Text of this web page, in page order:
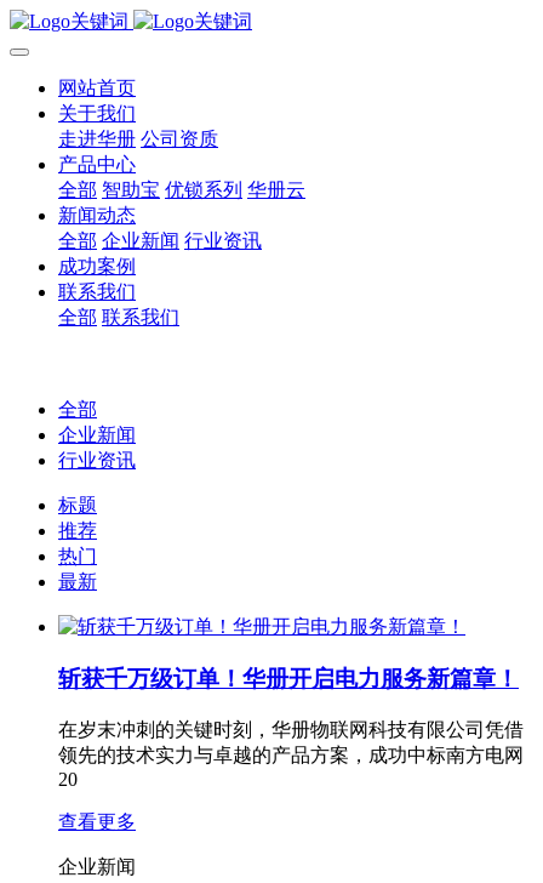
网站首页
关于我们
走进华册 公司资质
产品中心
全部 智助宝 优锁系列 华册云
新闻动态
全部 企业新闻 行业资讯
成功案例
联系我们
全部 联系我们
全部
企业新闻
行业资讯
标题
推荐
热门
最新
斩获千万级订单！华册开启电力服务新篇章！
在岁末冲刺的关键时刻，华册物联网科技有限公司凭借
领先的技术实力与卓越的产品方案，成功中标南方电网
20
查看更多
企业新闻